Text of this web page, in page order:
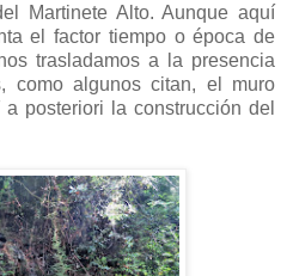
Martinete Alto. Aunque aquí
el factor tiempo o época de
trasladamos a la presencia
como algunos citan, el muro
posteriori la construcción del